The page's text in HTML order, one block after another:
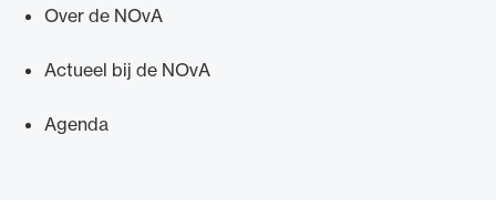
Over de NOvA
Actueel bij de NOvA
Agenda
Ondersteuning voor advocaten bij hun
het rechtsgebiedenregister en